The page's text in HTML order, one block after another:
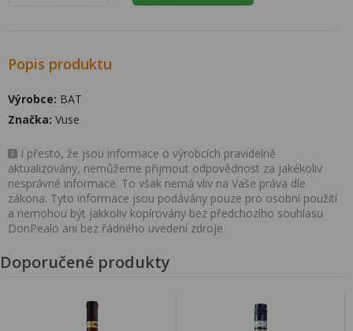
Popis produktu
Výrobce: BAT
Značka: Vuse
I přesto, že jsou informace o výrobcích pravidelně
aktualizovány, nemůžeme přijmout odpovědnost za jakékoliv
nesprávné informace. To však nemá vliv na Vaše práva dle
zákona. Tyto informace jsou podávány pouze pro osobní použití
a nemohou být jakkoliv kopírovány bez předchozího souhlasu
DonPealo ani bez řádného uvedení zdroje.
Doporučené produkty